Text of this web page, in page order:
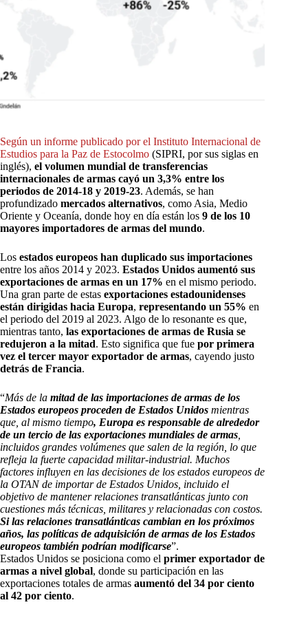
Según un informe publicado por el Instituto Internacional de
Estudios para la Paz de Estocolmo (SIPRI, por sus siglas en
inglés), el volumen mundial de transferencias
internacionales de armas cayó un 3,3% entre los
periodos de 2014-18 y 2019-23. Además, se han
profundizado mercados alternativos, como Asia, Medio
Oriente y Oceanía, donde hoy en día están los 9 de los 10
mayores importadores de armas del mundo.
Los estados europeos han duplicado sus importaciones
entre los años 2014 y 2023. Estados Unidos aumentó sus
exportaciones de armas en un 17% en el mismo periodo.
Una gran parte de estas exportaciones estadounidenses
están dirigidas hacia Europa, representando un 55% en
el periodo del 2019 al 2023. Algo de lo resonante es que,
mientras tanto, las exportaciones de armas de Rusia se
redujeron a la mitad. Esto significa que fue por primera
vez el tercer mayor exportador de armas, cayendo justo
detrás de Francia.
“Más de la mitad de las importaciones de armas de los
Estados europeos proceden de Estados Unidos mientras
que, al mismo tiempo, Europa es responsable de alrededor
de un tercio de las exportaciones mundiales de armas
incluidos grandes volúmenes que salen de la región, lo que
refleja la fuerte capacidad militar-industrial. Muchos
factores influyen en las decisiones de los estados europeos de
la OTAN de importar de Estados Unidos, incluido el
objetivo de mantener relaciones transatlánticas junto con
cuestiones más técnicas, militares y relacionadas con costos.
Si las relaciones transatlánticas cambian en los próximos
años, las políticas de adquisición de armas de los Estados
europeos también podrían modificarse”.
Estados Unidos se posiciona como el primer exportador de
armas a nivel global, donde su participación en las
exportaciones totales de armas aumentó del 34 por ciento
al 42 por ciento.